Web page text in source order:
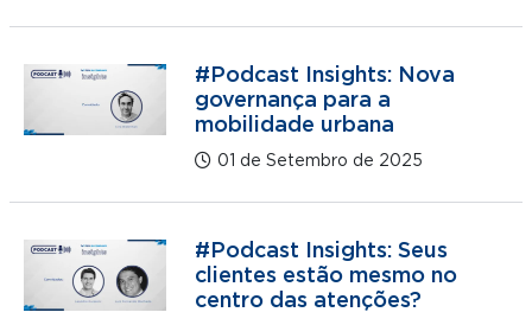
#Podcast Insights: Nova
governança para a
mobilidade urbana
01 de Setembro de 2025
#Podcast Insights: Seus
clientes estão mesmo no
centro das atenções?